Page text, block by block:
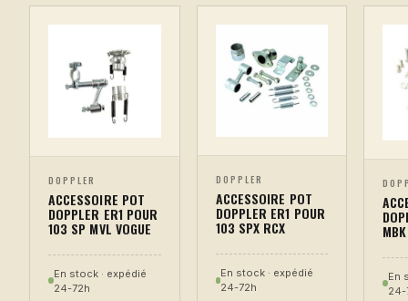
DOPPLER
ACCESSOIRE POT
DOPPLER ER1 POUR
103 SP MVL VOGUE
En stock · expédié
24-72h
DOPPLER
ACCESSOIRE POT
DOPPLER ER1 POUR
103 SPX RCX
En stock · expédié
24-72h
En
24-